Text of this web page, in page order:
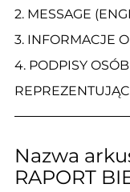
2. MESSAGE
3. INFORMACJE
4. PODPISY OSÓB
Nazwa
RAPORT